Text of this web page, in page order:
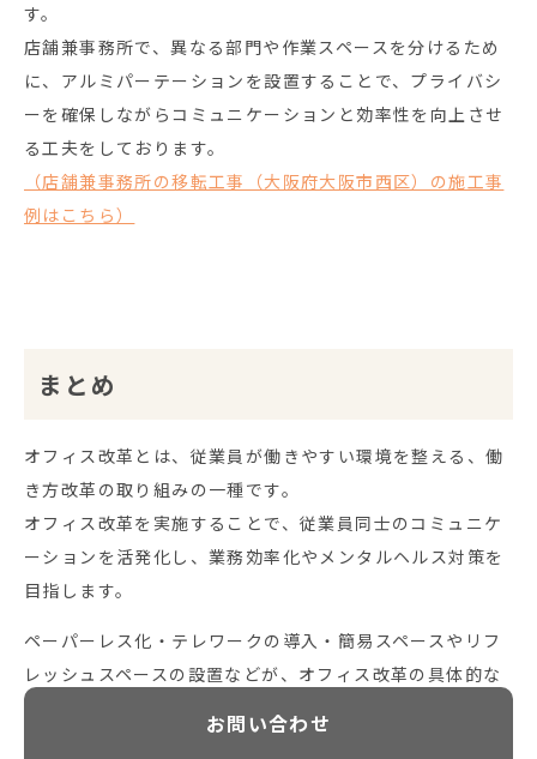
す。
店舗兼事務所で、異なる部門や作業スペースを分けるため
に、アルミパーテーションを設置することで、プライバシ
ーを確保しながらコミュニケーションと効率性を向上させ
る工夫をしております。
（店舗兼事務所の移転工事（大阪府大阪市西区）の施工事
例はこちら）
まとめ
オフィス改革とは、従業員が働きやすい環境を整える、働
き方改革の取り組みの一種です。
オフィス改革を実施することで、従業員同士のコミュニケ
ーションを活発化し、業務効率化やメンタルヘルス対策を
目指します。
ペーパーレス化・テレワークの導入・簡易スペースやリフ
レッシュスペースの設置などが、オフィス改革の具体的な
お問い合わせ